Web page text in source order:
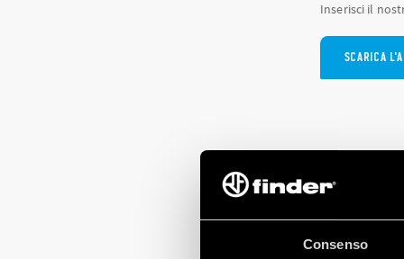
Consenso
Inserisci il
SCARICA